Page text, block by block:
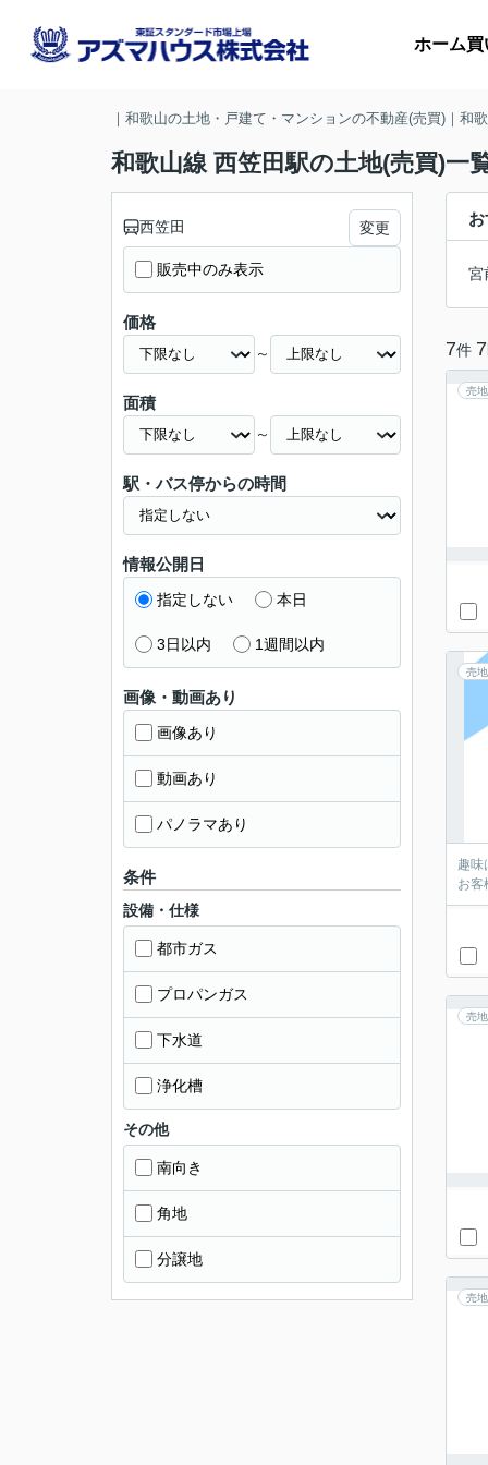
ホーム買
｜和歌山の土地・戸建て・マンションの不動産(売買)｜和
和歌山線 西笠田駅の土地(売買)一
宮
7件 7
売地
売地
趣
お客
売地
売地
西笠田 変更
販売中のみ表示
価格
～
面積
～
駅・バス停からの時間
情報公開日
指定しない 本日
3日以内 1週間以内
画像・動画あり
画像あり
動画あり
パノラマあり
条件
設備・仕様
都市ガス
プロパンガス
下水道
浄化槽
その他
南向き
角地
分譲地